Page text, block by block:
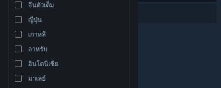
เปลี่ยนภาษา
รับแอป Steam แบบพกพา
ชมเว็บไซต์สำหรับเดสก์ท็อป
จีนตัวเต็ม
ญี่ปุ่น
เกาหลี
อาหรับ
อินโดนีเซีย
มาเลย์